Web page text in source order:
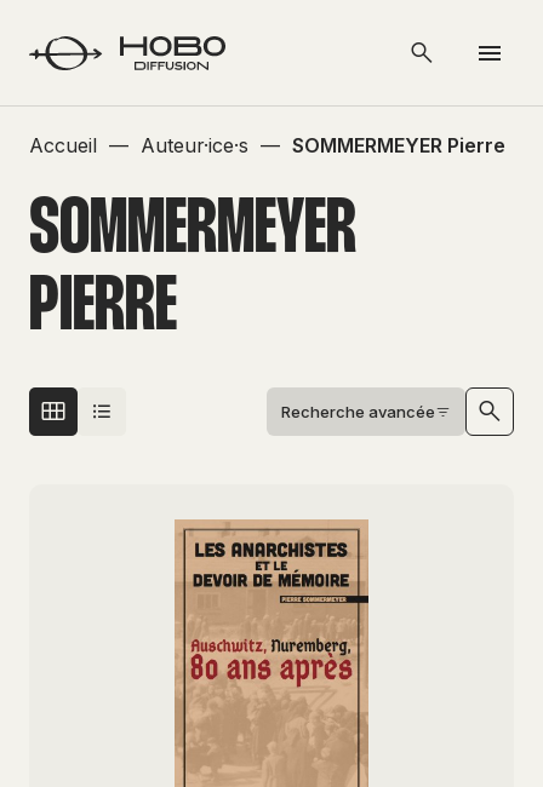
Accueil — Auteur·ice·s — SOMMERMEYER Pierre
SOMMERMEYER
PIERRE
Recherche avancée